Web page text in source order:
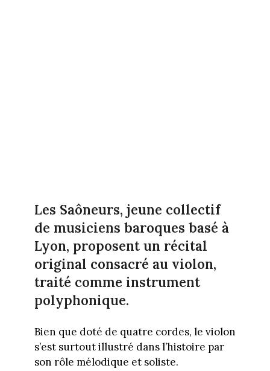
Les Saôneurs, jeune collectif
de musiciens baroques basé à
Lyon, proposent un récital
original consacré au violon,
traité comme instrument
polyphonique.
Bien que doté de quatre cordes, le violon
s’est surtout illustré dans l’histoire par
son rôle mélodique et soliste.